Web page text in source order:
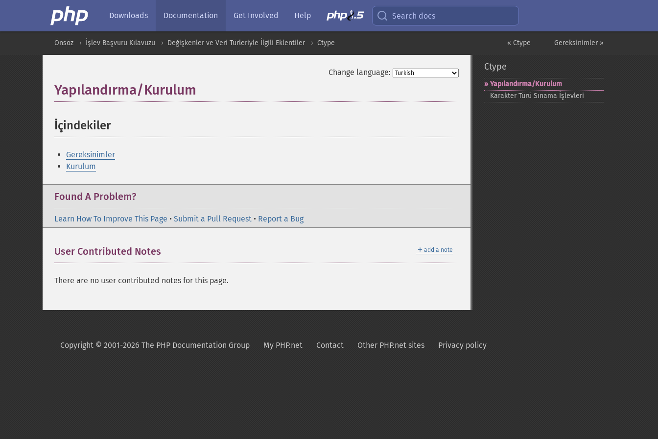
Downloads Documentation Get Involved Help Search docs
Gereksinimler »
« Ctype
Önsöz İşlev Başvuru Kılavuzu Değişkenler ve Veri Türleriyle İlgili Eklentiler Ctype
Change language:
Yapılandırma/Kurulum
İçindekiler¶
Gereksinimler
Kurulum
Found A Problem?
Learn How To Improve This Page • Submit a Pull Request • Report a Bug
＋ add a note
User Contributed Notes
There are no user contributed notes for this page.
Ctype
Yapılandırma/Kurulum
Karakter Türü Sınama İşlevleri
Copyright © 2001-2026 The PHP Documentation Group My PHP.net Contact Other PHP.net sites Privacy policy